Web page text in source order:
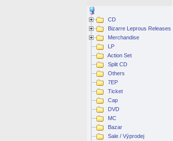
CD
Bizarre Leprous Releases
Merchandise
LP
Action Set
Split CD
Others
7EP
Ticket
Cap
DVD
MC
Bazar
Sale / Výprodej